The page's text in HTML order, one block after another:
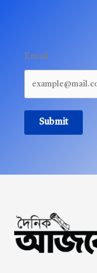
Email
Submit